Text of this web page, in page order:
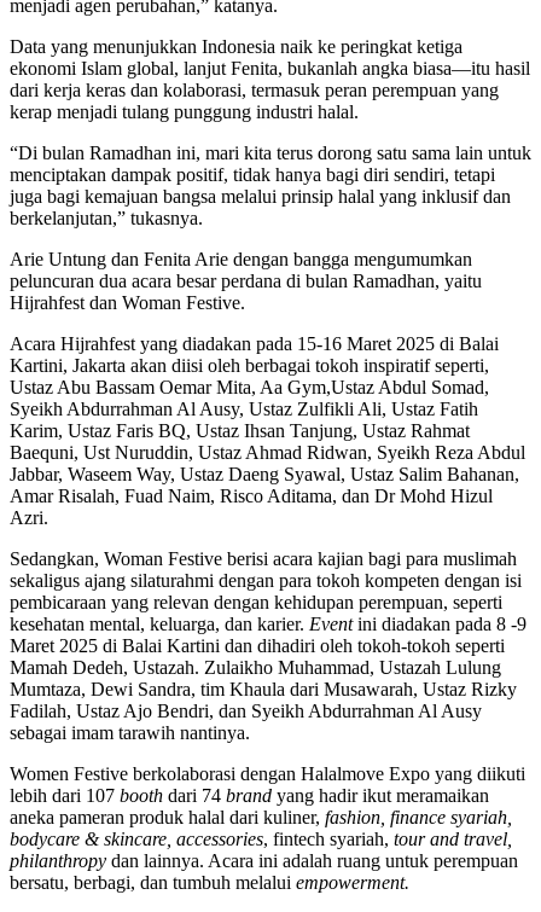
menjadi agen perubahan,” katanya.
Data yang menunjukkan Indonesia naik ke peringkat ketiga
ekonomi Islam global, lanjut Fenita, bukanlah angka biasa—itu hasil
dari kerja keras dan kolaborasi, termasuk peran perempuan yang
kerap menjadi tulang punggung industri halal.
“Di bulan Ramadhan ini, mari kita terus dorong satu sama lain untuk
menciptakan dampak positif, tidak hanya bagi diri sendiri, tetapi
juga bagi kemajuan bangsa melalui prinsip halal yang inklusif dan
berkelanjutan,” tukasnya.
Arie Untung dan Fenita Arie dengan bangga mengumumkan
peluncuran dua acara besar perdana di bulan Ramadhan, yaitu
Hijrahfest dan Woman Festive.
Acara Hijrahfest yang diadakan pada 15-16 Maret 2025 di Balai
Kartini, Jakarta akan diisi oleh berbagai tokoh inspiratif seperti,
Ustaz Abu Bassam Oemar Mita, Aa Gym,Ustaz Abdul Somad,
Syeikh Abdurrahman Al Ausy, Ustaz Zulfikli Ali, Ustaz Fatih
Karim, Ustaz Faris BQ, Ustaz Ihsan Tanjung, Ustaz Rahmat
Baequni, Ust Nuruddin, Ustaz Ahmad Ridwan, Syeikh Reza Abdul
Jabbar, Waseem Way, Ustaz Daeng Syawal, Ustaz Salim Bahanan,
Amar Risalah, Fuad Naim, Risco Aditama, dan Dr Mohd Hizul
Azri.
Sedangkan, Woman Festive berisi acara kajian bagi para muslimah
sekaligus ajang silaturahmi dengan para tokoh kompeten dengan isi
pembicaraan yang relevan dengan kehidupan perempuan, seperti
kesehatan mental, keluarga, dan karier. Eventini diadakan pada 8 -9
Maret 2025 di Balai Kartini dan dihadiri oleh tokoh-tokoh seperti
Mamah Dedeh, Ustazah. Zulaikho Muhammad, Ustazah Lulung
Mumtaza, Dewi Sandra, tim Khaula dari Musawarah, Ustaz Rizky
Fadilah, Ustaz Ajo Bendri, dan Syeikh Abdurrahman Al Ausy
sebagai imam tarawih nantinya.
Women Festive berkolaborasi dengan Halalmove Expo yang diikuti
lebih dari 107 booth dari 74 brand yang hadir ikut meramaikan
aneka pameran produk halal dari kuliner, fashion, finance syariah,
bodycare & skincare, accessories, fintech syariah, tour and travel,
philanthropy dan lainnya. Acara ini adalah ruang untuk perempuan
bersatu, berbagi, dan tumbuh melalui empowerment.